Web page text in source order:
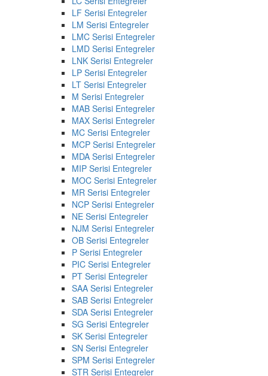
LF Serisi Entegreler
LM Serisi Entegreler
LMC Serisi Entegreler
LMD Serisi Entegreler
LNK Serisi Entegreler
LP Serisi Entegreler
LT Serisi Entegreler
M Serisi Entegreler
MAB Serisi Entegreler
MAX Serisi Entegreler
MC Serisi Entegreler
MCP Serisi Entegreler
MDA Serisi Entegreler
MIP Serisi Entegreler
MOC Serisi Entegreler
MR Serisi Entegreler
NCP Serisi Entegreler
NE Serisi Entegreler
NJM Serisi Entegreler
OB Serisi Entegreler
P Serisi Entegreler
PIC Serisi Entegreler
PT Serisi Entegreler
SAA Serisi Entegreler
SAB Serisi Entegreler
SDA Serisi Entegreler
SG Serisi Entegreler
SK Serisi Entegreler
SN Serisi Entegreler
SPM Serisi Entegreler
STR Serisi Entegreler